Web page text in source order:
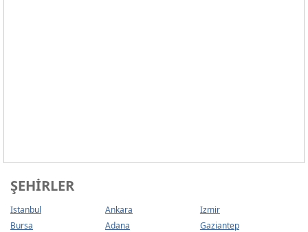
ŞEHIRLER
Istanbul Ankara
Izmir
Bursa
Adana
Gaziantep